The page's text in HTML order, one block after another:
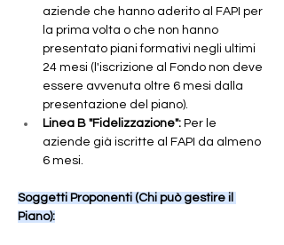
aziende che hanno aderito al FAPI per
la prima volta o che non hanno
presentato piani formativi negli ultimi
24 mesi (l'iscrizione al Fondo non deve
essere avvenuta oltre 6 mesi dalla
presentazione del piano).
Linea B "Fidelizzazione": Per le
aziende già iscritte al FAPI da almeno
6 mesi.
Soggetti Proponenti (Chi può gestire il
Piano):